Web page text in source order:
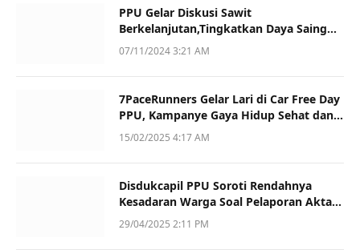
PPU Gelar Diskusi Sawit
Berkelanjutan,Tingkatkan Daya Saing
dan Kualitas
07/11/2024 3:21 AM
7PaceRunners Gelar Lari di Car Free Day
PPU, Kampanye Gaya Hidup Sehat dan
Dukung UMKM
15/02/2025 4:17 AM
Disdukcapil PPU Soroti Rendahnya
Kesadaran Warga Soal Pelaporan Akta
Kematian
29/04/2025 2:11 PM